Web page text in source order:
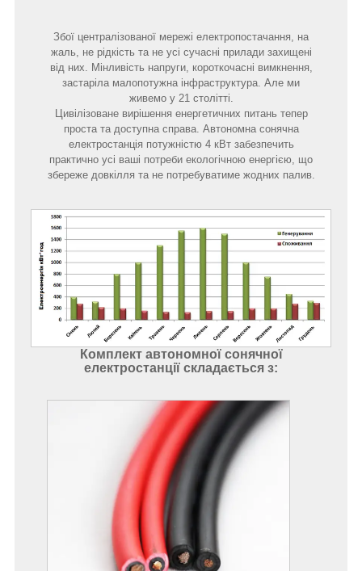
Збої централізованої мережі електропостачання, на
жаль, не рідкість та не усі сучасні прилади захищені
від них. Мінливість напруги, короткочасні вимкнення,
застаріла малопотужна інфраструктура. Але ми
живемо у 21 столітті.
Цивілізоване вирішення енергетичних питань тепер
проста та доступна справа. Автономна сонячна
електростанція потужністю 4 кВт забезпечить
практично усі ваші потреби екологічною енергією, що
збереже довкілля та не потребуватиме жодних палив.
Комплект автономної сонячної
електростанції складається з: